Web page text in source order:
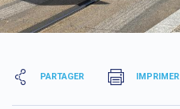
PARTAGER IMPRIMER